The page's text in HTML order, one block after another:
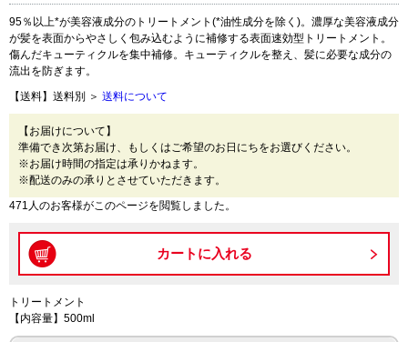
95％以上*が美容液成分のトリートメント(*油性成分を除く)。濃厚な美容液成分
が髪を表面からやさしく包み込むように補修する表面速効型トリートメント。
傷んだキューティクルを集中補修。キューティクルを整え、髪に必要な成分の
流出を防ぎます。
【送料】送料別 ＞ 送料について
【お届けについて】
準備でき次第お届け、もしくはご希望のお日にちをお選びください。
※お届け時間の指定は承りかねます。
※配送のみの承りとさせていただきます。
471人のお客様がこのページを閲覧しました。
トリートメント
【内容量】500ml